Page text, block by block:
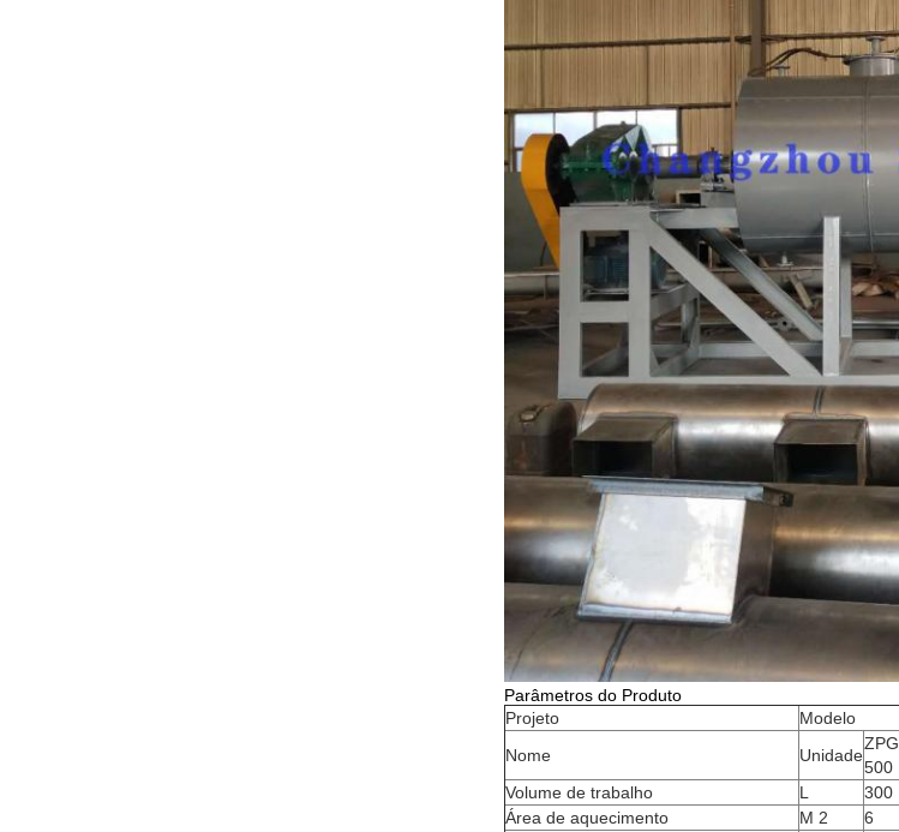
Parâmetros do Produto
Projeto
Modelo
Nome
Unidade
500
Volume de trabalho
L 300
Área de aquecimento
M 2 6